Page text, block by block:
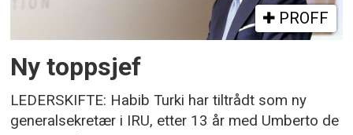
PROFF
Ny toppsjef
LEDERSKIFTE: Habib Turki har tiltrådt som ny
generalsekretær i IRU, etter 13 år med Umberto de